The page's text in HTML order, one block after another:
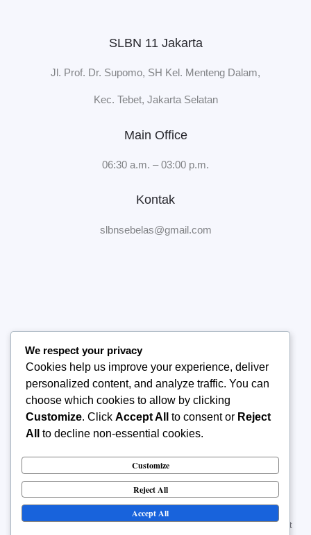
SLBN 11 Jakarta
Jl. Prof. Dr. Supomo, SH Kel. Menteng Dalam,
Kec. Tebet, Jakarta Selatan
Main Office
06:30 a.m. – 03:00 p.m.
Kontak
slbnsebelas@gmail.com
Tentang Sekolah
Manajemen Sekolah
Publikasi
Kontak Kami
Hak Cipta © 2026 SLBN 11 Jakarta. Semua Hak Dilindungi. | Dibuat
We respect your privacy
Cookies help us improve your experience, deliver
personalized content, and analyze traffic. You can
choose which cookies to allow by clicking
Customize. Click Accept All to consent or Reject
All
to decline non-essential cookies.
Customize
Reject All
Accept All